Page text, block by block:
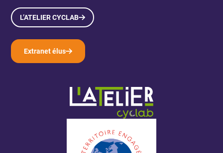
L’ATELIER CYCLAB
Extranet élus